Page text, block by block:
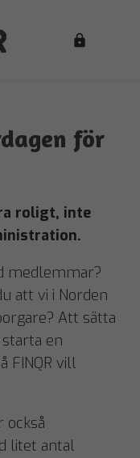
lock
för
roligt, inte
medlemmar?
att vi i Norden
Att sätta
en
FINQR vill
också
litet antal